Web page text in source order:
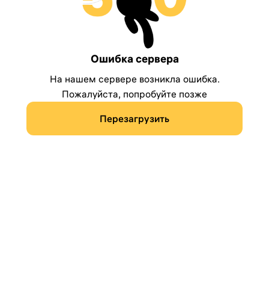
Ошибка сервера
На нашем сервере возникла ошибка.
Пожалуйста, попробуйте позже
Перезагрузить